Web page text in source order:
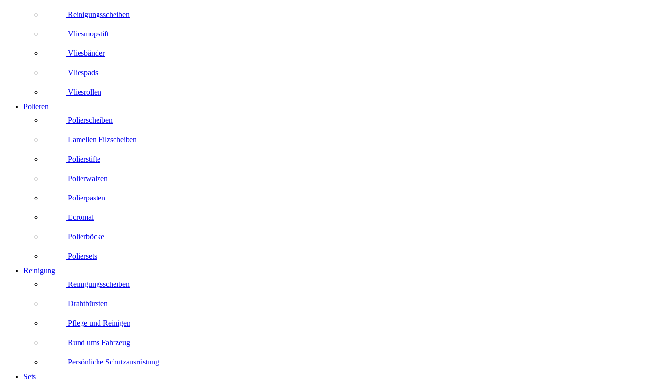
Reinigungsscheiben
Vliesmopstift
Vliesbänder
Vliespads
Vliesrollen
Polieren
Polierscheiben
Lamellen Filzscheiben
Polierstifte
Polierwalzen
Polierpasten
Ecromal
Polierböcke
Poliersets
Reinigung
Reinigungsscheiben
Drahtbürsten
Pflege und Reinigen
Rund ums Fahrzeug
Persönliche Schutzausrüstung
Sets